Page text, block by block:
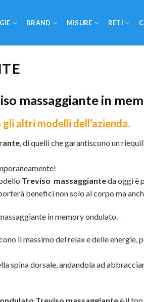
BRAND MISURE RETI
massaggiante in
gli altri modelli dell’azienda.
, di quelli che garantiscono un
Treviso massaggianteda oggi è
benefici non solo al corpo ma
in memory ondulato.
il massimo del relax e delle
spina dorsale, andandola ad